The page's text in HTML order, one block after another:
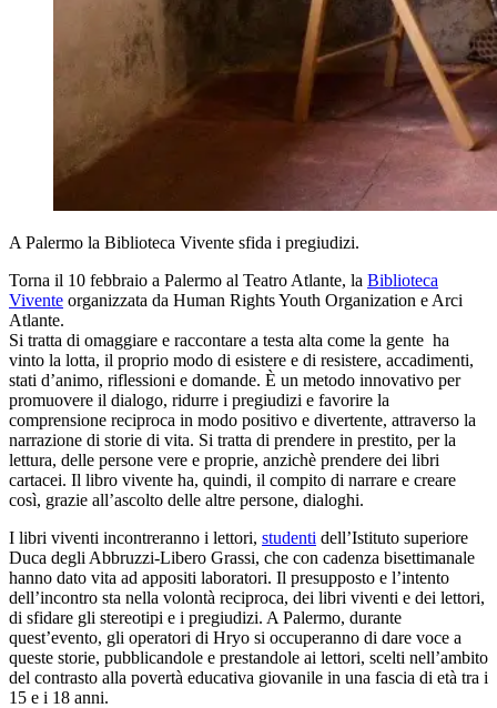
A Palermo la Biblioteca Vivente sfida i pregiudizi.
Torna il 10 febbraio a Palermo al Teatro Atlante, la Biblioteca
Vivente organizzata da Human Rights Youth Organization e Arci
Atlante.
Si tratta di omaggiare e raccontare a testa alta come la gente ha
vinto la lotta, il proprio modo di esistere e di resistere, accadimenti,
stati d’animo, riflessioni e domande. È un metodo innovativo per
promuovere il dialogo, ridurre i pregiudizi e favorire la
comprensione reciproca in modo positivo e divertente, attraverso la
narrazione di storie di vita. Si tratta di prendere in prestito, per la
lettura, delle persone vere e proprie, anzichè prendere dei libri
cartacei. Il libro vivente ha, quindi, il compito di narrare e creare
così, grazie all’ascolto delle altre persone, dialoghi.
I libri viventi incontreranno i lettori, studenti dell’Istituto superiore
Duca degli Abbruzzi-Libero Grassi, che con cadenza bisettimanale
hanno dato vita ad appositi laboratori. Il presupposto e l’intento
dell’incontro sta nella volontà reciproca, dei libri viventi e dei lettori,
di sfidare gli stereotipi e i pregiudizi. A Palermo, durante
quest’evento, gli operatori di Hryo si occuperanno di dare voce a
queste storie, pubblicandole e prestandole ai lettori, scelti nell’ambito
del contrasto alla povertà educativa giovanile in una fascia di età tra i
15 e i 18 anni.